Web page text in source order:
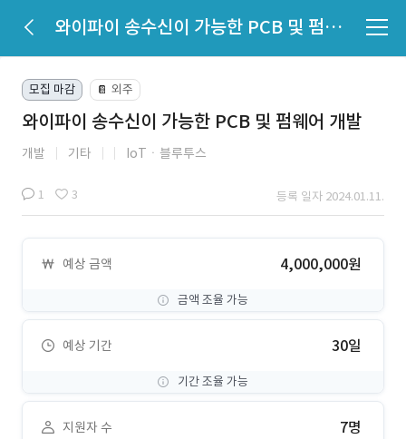
와이파이 송수신이 가능한 PCB 및 펌웨어 개발
모집 마감 📔 외주
와이파이 송수신이 가능한 PCB 및 펌웨어 개발
개발 기타 IoTㆍ블루투스
1 3 등록 일자 2024.01.11.
예상 금액 4,000,000원
금액 조율 가능
예상 기간 30일
기간 조율 가능
지원자 수 7명